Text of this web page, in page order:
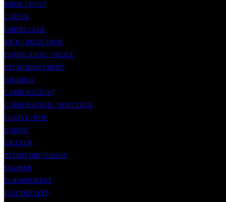
BOITE / PONT
CARTER
EMBIELLAGE
KICK / SELECTEUR
POMPE À EAU / HUILE
REFROIDISSEMENT
VIDANGE
CARBURATION
CARBURATEUR / INJECTEUR
CLAPET / PIPE
DURITE
GICLEUR
RÉSERVOIR / JAUGE
STARTER
ECHAPPEMENT
ELECTRICITÉ